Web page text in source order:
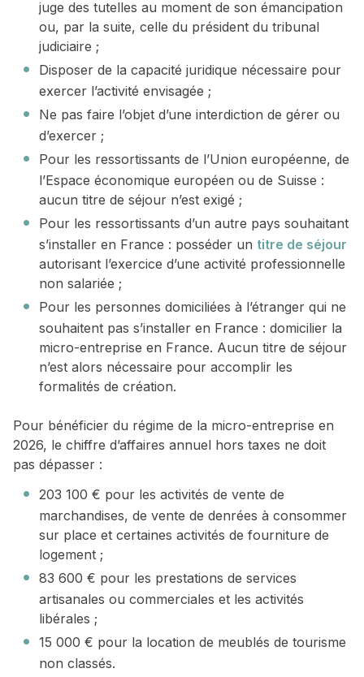
juge des tutelles au moment de son émancipation
ou, par la suite, celle du président du tribunal
judiciaire ;
Disposer de la capacité juridique nécessaire pour
exercer l’activité envisagée ;
Ne pas faire l’objet d’une interdiction de gérer ou
d’exercer ;
Pour les ressortissants de l’Union européenne, de
l’Espace économique européen ou de Suisse :
aucun titre de séjour n’est exigé ;
Pour les ressortissants d’un autre pays souhaitant
s’installer en France : posséder un titre de séjour
autorisant l’exercice d’une activité professionnelle
non salariée ;
Pour les personnes domiciliées à l’étranger qui ne
souhaitent pas s’installer en France : domicilier la
micro-entreprise en France. Aucun titre de séjour
n’est alors nécessaire pour accomplir les
formalités de création.
Pour bénéficier du régime de la micro-entreprise en
2026, le chiffre d’affaires annuel hors taxes ne doit
pas dépasser :
203 100 € pour les activités de vente de
marchandises, de vente de denrées à consommer
sur place et certaines activités de fourniture de
logement ;
83 600 € pour les prestations de services
artisanales ou commerciales et les activités
libérales ;
15 000 € pour la location de meublés de tourisme
non classés.